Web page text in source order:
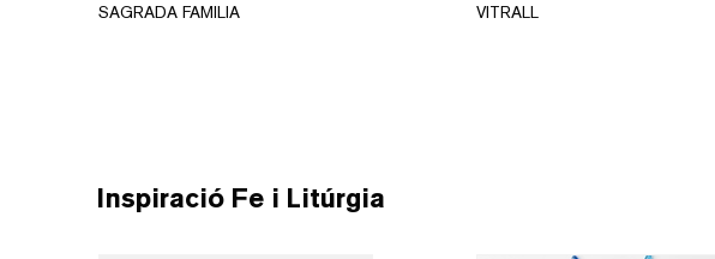
SAGRADA FAMILIA
VITRALL
Inspiració Fe i Litúrgia